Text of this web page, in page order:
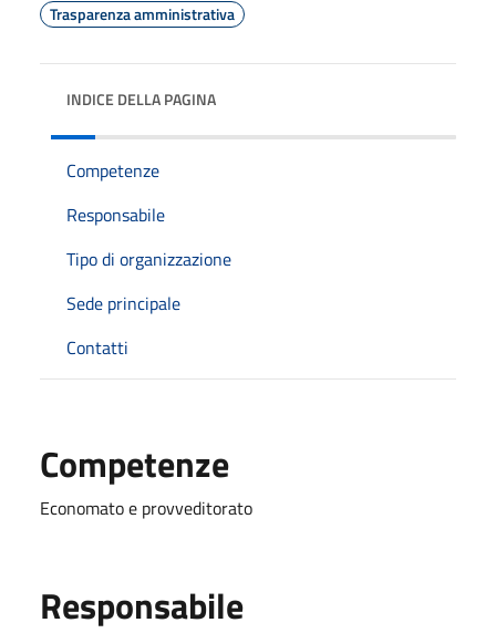
Trasparenza amministrativa
INDICE DELLA PAGINA
Competenze
Responsabile
Tipo di organizzazione
Sede principale
Contatti
Competenze
Economato e provveditorato
Responsabile